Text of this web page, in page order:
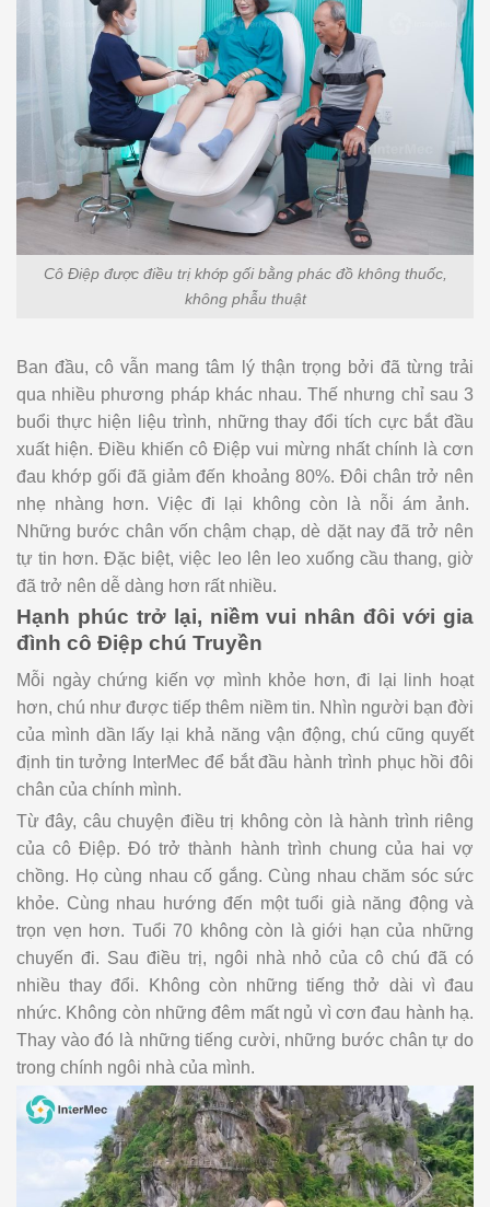
Cô Điệp được điều trị khớp gối bằng phác đồ không thuốc,
không phẫu thuật
Ban đầu, cô vẫn mang tâm lý thận trọng bởi đã từng trải
qua nhiều phương pháp khác nhau. Thế nhưng chỉ sau 3
buổi thực hiện liệu trình, những thay đổi tích cực bắt đầu
xuất hiện. Điều khiến cô Điệp vui mừng nhất chính là cơn
đau khớp gối đã giảm đến khoảng 80%. Đôi chân trở nên
nhẹ nhàng hơn. Việc đi lại không còn là nỗi ám ảnh.
Những bước chân vốn chậm chạp, dè dặt nay đã trở nên
tự tin hơn. Đặc biệt, việc leo lên leo xuống cầu thang, giờ
đã trở nên dễ dàng hơn rất nhiều.
Hạnh phúc trở lại, niềm vui nhân đôi với gia
đình cô Điệp chú Truyền
Mỗi ngày chứng kiến vợ mình khỏe hơn, đi lại linh hoạt
hơn, chú như được tiếp thêm niềm tin. Nhìn người bạn đời
của mình dần lấy lại khả năng vận động, chú cũng quyết
định tin tưởng InterMec để bắt đầu hành trình phục hồi đôi
chân của chính mình.
Từ đây, câu chuyện điều trị không còn là hành trình riêng
của cô Điệp. Đó trở thành hành trình chung của hai vợ
chồng. Họ cùng nhau cố gắng. Cùng nhau chăm sóc sức
khỏe. Cùng nhau hướng đến một tuổi già năng động và
trọn vẹn hơn. Tuổi 70 không còn là giới hạn của những
chuyến đi. Sau điều trị, ngôi nhà nhỏ của cô chú đã có
nhiều thay đổi. Không còn những tiếng thở dài vì đau
nhức. Không còn những đêm mất ngủ vì cơn đau hành hạ.
Thay vào đó là những tiếng cười, những bước chân tự do
trong chính ngôi nhà của mình.